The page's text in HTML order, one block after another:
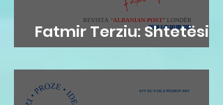
Fatmir Terziu: Shtetësia
britanike sipas lindjes